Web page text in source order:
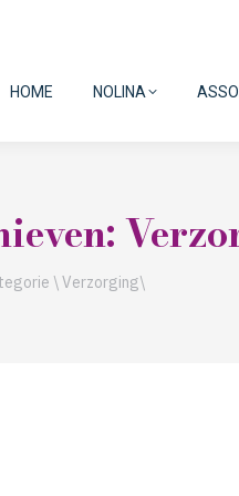
HOME NOLINA
\ Verzorging\